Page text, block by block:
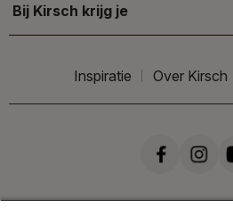
Bij Kirsch krijg je
Inspiratie Over Kirsch